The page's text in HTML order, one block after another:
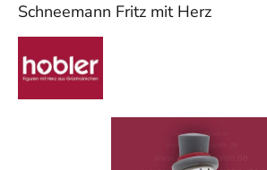
Schneemann Fritz mit Herz
Bildergalerie überspringen